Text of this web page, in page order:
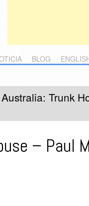
BLOG
Australia: Trunk
– Paul